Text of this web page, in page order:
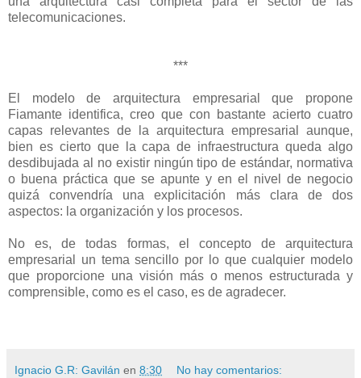
telecomunicaciones.
***
El modelo de arquitectura empresarial que propone
Fiamante identifica, creo que con bastante acierto cuatro
capas relevantes de la arquitectura empresarial aunque,
bien es cierto que la capa de infraestructura queda algo
desdibujada al no existir ningún tipo de estándar, normativa
o buena práctica que se apunte y en el nivel de negocio
quizá convendría una explicitación más clara de dos
aspectos: la organización y los procesos.
No es, de todas formas, el concepto de arquitectura
empresarial un tema sencillo por lo que cualquier modelo
que proporcione una visión más o menos estructurada y
comprensible, como es el caso, es de agradecer.
Ignacio G.R: Gavilán en 8:30 No hay comentarios: